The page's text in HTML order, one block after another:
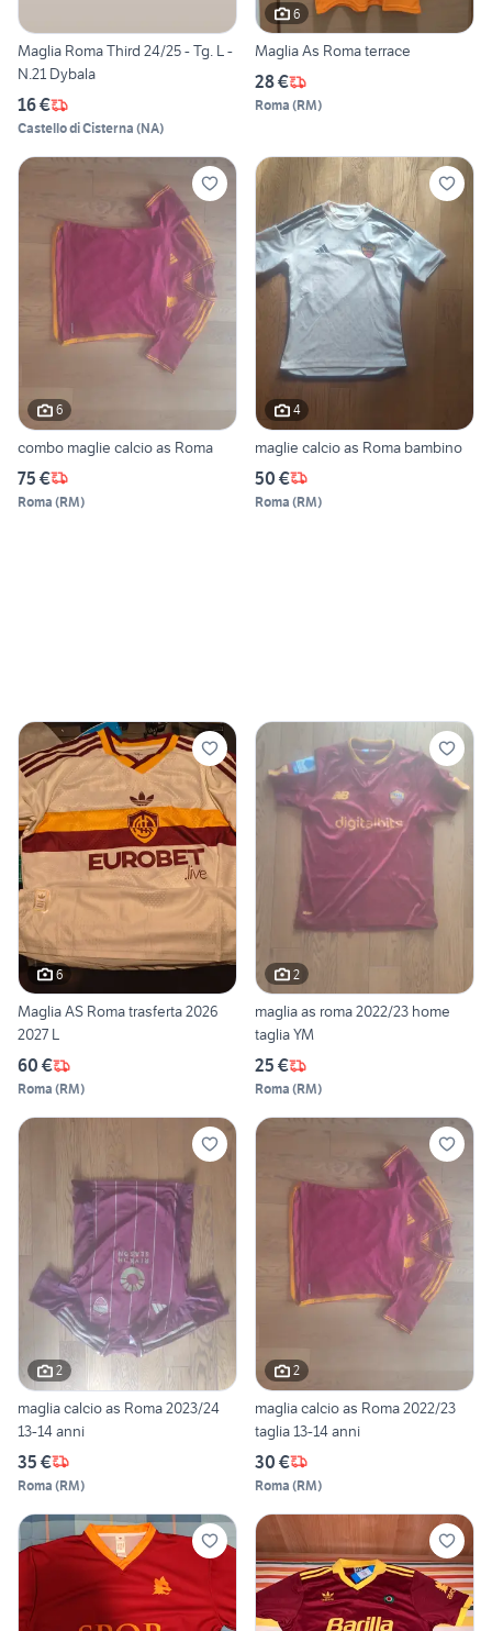
Maglia Roma Third 24/25 - Tg. L -
N.21 Dybala
16 €
Castello di Cisterna (NA)
6
Maglia As Roma terrace
28 €
Roma (RM)
6
combo maglie calcio as Roma
75 €
Roma (RM)
4
maglie calcio as Roma bambino
50 €
Roma (RM)
6
Maglia AS Roma trasferta 2026
2027 L
60 €
Roma (RM)
2
maglia as roma 2022/23 home
taglia YM
25 €
Roma (RM)
2
maglia calcio as Roma 2023/24
13-14 anni
35 €
Roma (RM)
2
maglia calcio as Roma 2022/23
taglia 13-14 anni
30 €
Roma (RM)